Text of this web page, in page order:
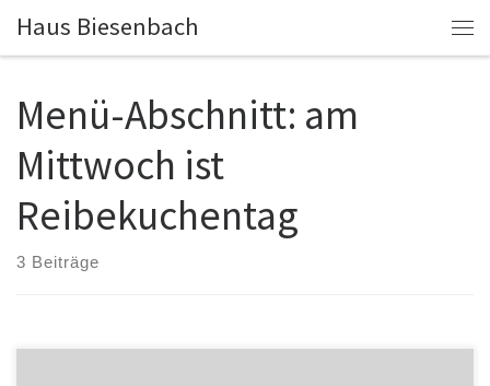
Zum Inhalt springen
Haus Biesenbach
Menü-Abschnitt: am
Mittwoch ist
Reibekuchentag
3 Beiträge